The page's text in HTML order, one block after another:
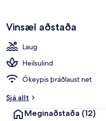
Vinsæl aðstaða
Laug
Heilsulind
Ókeypis þráðlaust net
Sjá allt
Meginaðstaða (12)